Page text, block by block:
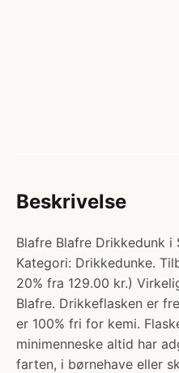
Beskrivelse
Blafre Blafre Drikkedunk
Kategori: Drikkedunke.
20% fra 129.00 kr.)
Blafre. Drikkeflasken er
er 100% fri for kemi.
minimenneske altid har
farten, i børnehave eller